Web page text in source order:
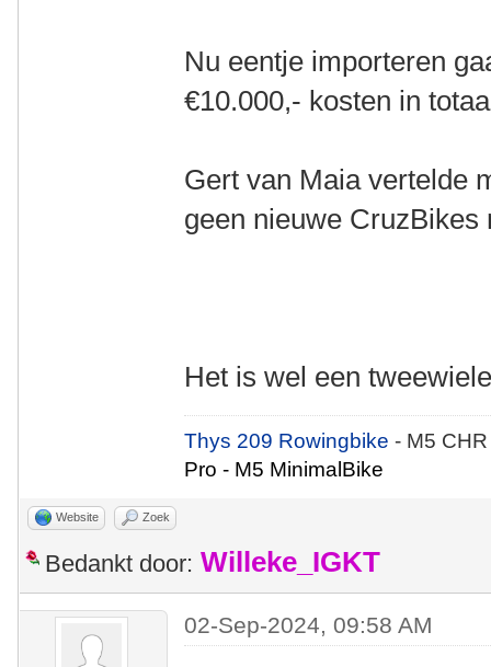
Nu eentje importeren
€10.000,- kosten in
Gert van Maia vertelde
geen nieuwe
Het is wel een
Thys 209 Rowingbike- M5
Pro - M5 MinimalBike
Website Zoek
Bedankt door: Willeke_IGKT
02-Sep-2024, 09:58 AM